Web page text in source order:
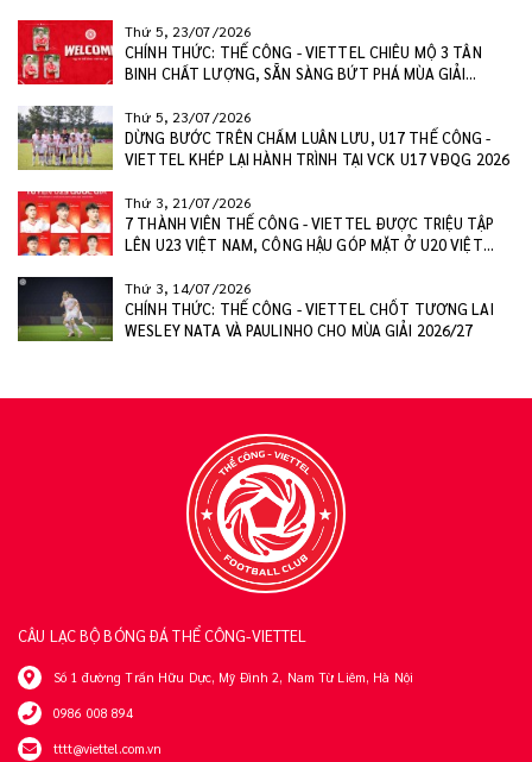
Thứ 5, 23/07/2026
CHÍNH THỨC: THỂ CÔNG - VIETTEL CHIÊU MỘ 3 TÂN
BINH CHẤT LƯỢNG, SẴN SÀNG BỨT PHÁ MÙA GIẢI
Thứ 5, 23/07/2026
DỪNG BƯỚC TRÊN CHẤM LUÂN LƯU, U17 THỂ CÔNG -
VIETTEL KHÉP LẠI HÀNH TRÌNH TẠI VCK U17 VĐQG 2026
Thứ 3, 21/07/2026
7 THÀNH VIÊN THỂ CÔNG - VIETTEL ĐƯỢC TRIỆU TẬP
LÊN U23 VIỆT NAM, CÔNG HẬU GÓP MẶT Ở U20 VIỆT
Thứ 3, 14/07/2026
CHÍNH THỨC: THỂ CÔNG - VIETTEL CHỐT TƯƠNG LAI
WESLEY NATA VÀ PAULINHO CHO MÙA GIẢI 2026/27
CÂU LẠC BỘ BÓNG ĐÁ THỂ CÔNG-VIETTEL
Số 1 đường Trần Hữu Dực, Mỹ Đình 2, Nam Từ Liêm, Hà Nội
0986 008 894
tttt@viettel.com.vn